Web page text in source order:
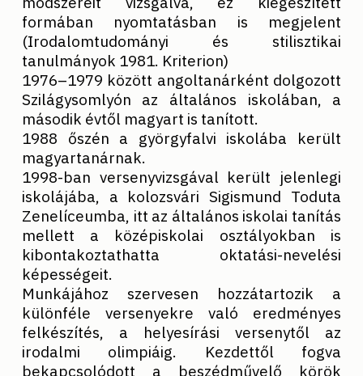
formában nyomtatásban is megjelent
(Irodalomtudományi és stilisztikai
tanulmányok 1981. Kriterion)
1976–1979 között angoltanárként dolgozott
Szilágysomlyón az általános iskolában, a
második évtől magyart is tanított.
1988 őszén a györgyfalvi iskolába került
magyartanárnak.
1998-ban versenyvizsgával került jelenlegi
iskolájába, a kolozsvári Sigismund Toduta
Zenelíceumba, itt az általános iskolai tanítás
mellett a középiskolai osztályokban is
kibontakoztathatta oktatási-nevelési
képességeit.
Munkájához szervesen hozzátartozik a
különféle versenyekre való eredményes
felkészítés, a helyesírási versenytől az
irodalmi olimpiáig. Kezdettől fogva
bekapcsolódott a beszédművelő körök